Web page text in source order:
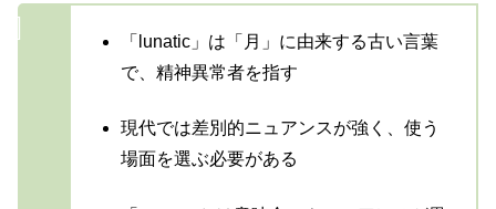
「lunatic」は「月」に由来する古い言葉
で、精神異常者を指す
現代では差別的ニュアンスが強く、使う
場面を選ぶ必要がある